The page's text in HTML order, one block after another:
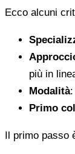
Ecco alcuni
più in
Modalità:
Primo
Il primo passo